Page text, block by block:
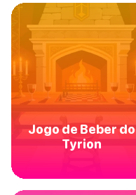
Jogo de Beber do
Tyrion